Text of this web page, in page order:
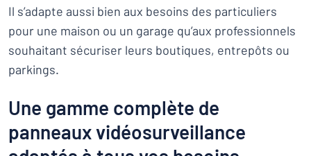
Il s’adapte aussi bien aux besoins des particuliers
pour une maison ou un garage qu’aux professionnels
souhaitant sécuriser leurs boutiques, entrepôts ou
parkings.
Une gamme complète de
panneaux vidéosurveillance